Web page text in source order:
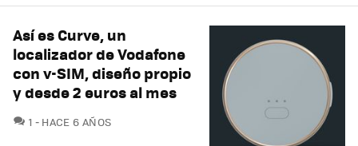
Así es Curve, un
localizador de Vodafone
con v-SIM, diseño propio
y desde 2 euros al mes
1 COMENTARIOS
HACE 6 AÑOS